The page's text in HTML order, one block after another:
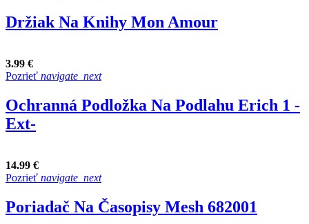
Držiak Na Knihy Mon Amour
3.99 €
Pozrieť navigate_next
Ochranná Podložka Na Podlahu Erich 1 -
Ext-
14.99 €
Pozrieť navigate_next
Poriadač Na Časopisy Mesh 682001